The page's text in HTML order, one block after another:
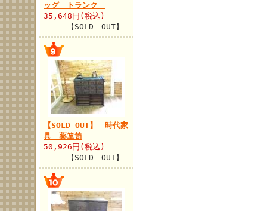
ッグ トランク
35,648円(税込)
【SOLD OUT】
【SOLD OUT】 時代家
具 薬箪笥
50,926円(税込)
【SOLD OUT】